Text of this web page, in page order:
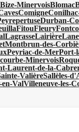
Bize-MinervoisBlomac
Comigne
Durban-
FitouFleury
LagrasseLairière
Montbrun-des-
Peyriac-de-MerPort-
Minervois
Laurent-de-la-
ValièreSallèles-
ValVilleneuve-les-